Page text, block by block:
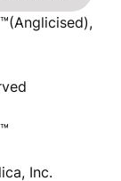
Inc.